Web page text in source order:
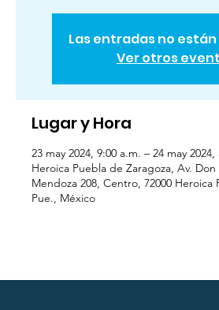
Las entradas no
Ver otros
Lugar y Hora
23 may 2024, 9:00 a.m. – 24 may
Heroica Puebla de Zaragoza, Av.
Mendoza 208, Centro, 72000 Heroica
Pue., México